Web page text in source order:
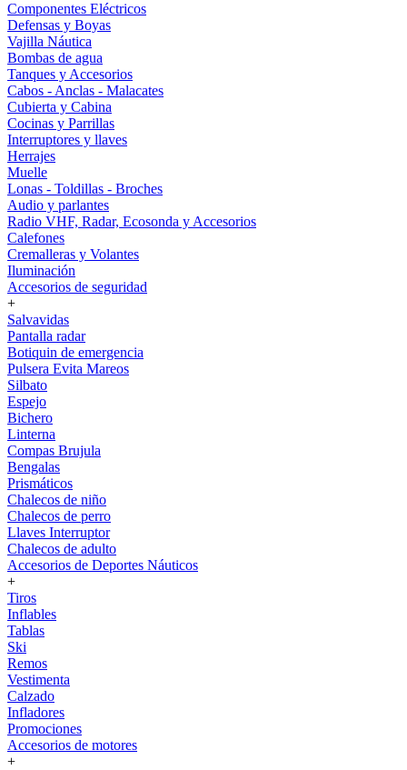
Componentes Eléctricos
Defensas y Boyas
Vajilla Náutica
Bombas de agua
Tanques y Accesorios
Cabos - Anclas - Malacates
Cubierta y Cabina
Cocinas y Parrillas
Interruptores y llaves
Herrajes
Muelle
Lonas - Toldillas - Broches
Audio y parlantes
Radio VHF, Radar, Ecosonda y Accesorios
Calefones
Cremalleras y Volantes
Iluminación
Accesorios de seguridad
+
Salvavidas
Pantalla radar
Botiquin de emergencia
Pulsera Evita Mareos
Silbato
Espejo
Bichero
Linterna
Compas Brujula
Bengalas
Prismáticos
Chalecos de niño
Chalecos de perro
Llaves Interruptor
Chalecos de adulto
Accesorios de Deportes Náuticos
+
Tiros
Inflables
Tablas
Ski
Remos
Vestimenta
Calzado
Infladores
Promociones
Accesorios de motores
+